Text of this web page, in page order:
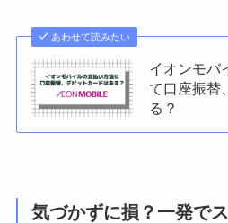
あわせて読みたい
イオンモバ
て口座振替
る？
気づかずに損？一発で